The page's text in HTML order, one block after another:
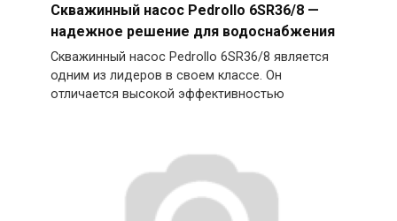
Скважинный насос Pedrollo 6SR36/8 —
надежное решение для водоснабжения
Скважинный насос Pedrollo 6SR36/8 является
одним из лидеров в своем классе. Он
отличается высокой эффективностью